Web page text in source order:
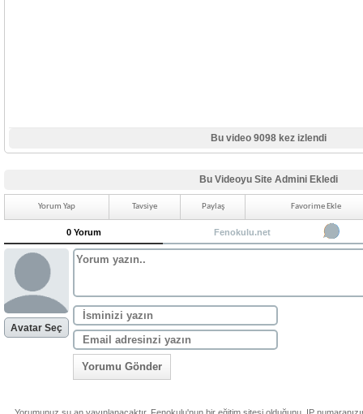
Bu video 9098 kez izlendi
Bu Videoyu Site Admini Ekledi
Yorum Yap Tavsiye Paylaş Favorime Ekle
0 Yorum Fenokulu.net
Avatar Seç
Yorumu Gönder